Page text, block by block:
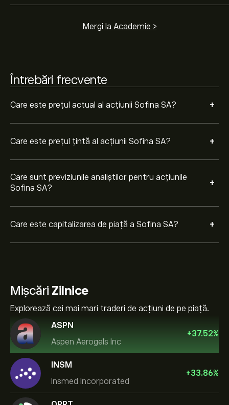
Mergi la Academie >
Întrebări frecvente
Care este prețul actual al acțiunii Sofina SA? +
Care este prețul țintă al acțiunii Sofina SA? +
Care sunt previziunile analiștilor pentru acțiunile
Sofina SA?
+
Care este capitalizarea de piață a Sofina SA? +
Capitalizarea de piață a Sofina SA este de 8.7B‎€‎
Mișcări Zilnice
Explorează cei mai mari traderi de acțiuni de pe piață.
ASPN
Aspen Aerogels Inc
+37.52%
INSM
Insmed Incorporated
+33.86%